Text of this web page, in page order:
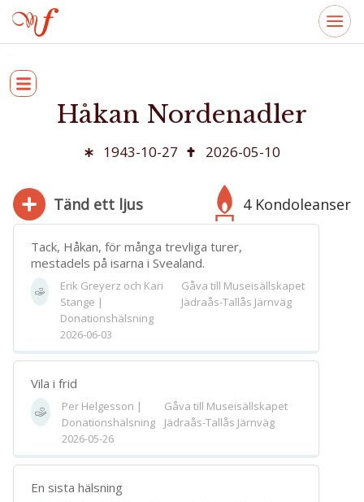
Håkan Nordenadler
1943-10-27 2026-05-10
Tänd ett ljus 4 Kondoleanser
280
Bifoga bild
Spara
Välj bakgrund Symbol
Tack, Håkan, för många trevliga turer,
mestadels på isarna i Svealand.
Erik Greyerz och Kari
Stange |
Donationshälsning
2026-06-03
Gåva till Museisällskapet
Jädraås-Tallås Järnväg
Vila i frid
Per Helgesson |
Donationshälsning
2026-05-26
Gåva till Museisällskapet
Jädraås-Tallås Järnväg
En sista hälsning